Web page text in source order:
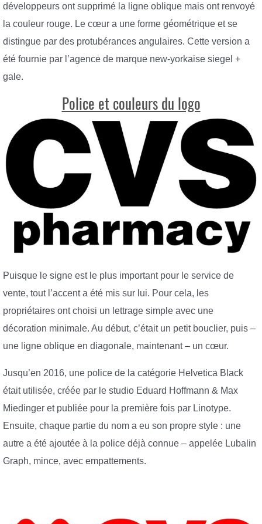
développeurs ont supprimé la ligne oblique mais ont renvoyé
la couleur rouge. Le cœur a une forme géométrique et se
distingue par des protubérances angulaires. Cette version a
été fournie par l’agence de marque new-yorkaise siegel +
gale.
Police et couleurs du logo
Puisque le signe est le plus important pour le service de
vente, tout l’accent a été mis sur lui. Pour cela, les
propriétaires ont choisi un lettrage simple avec une
décoration minimale. Au début, c’était un petit bouclier, puis –
une ligne oblique en diagonale, maintenant – un cœur.
Jusqu’en 2016, une police de la catégorie Helvetica Black
était utilisée, créée par le studio Eduard Hoffmann & Max
Miedinger et publiée pour la première fois par Linotype.
Ensuite, chaque partie du nom a eu son propre style : une
autre a été ajoutée à la police déjà connue – appelée Lubalin
Graph, mince, avec empattements.